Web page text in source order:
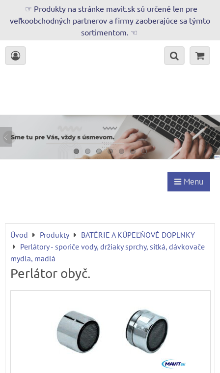
☞ Produkty na stránke mavit.sk sú určené len pre
veľkoobchodných partnerov a firmy zaoberajúce sa týmto
sortimentom. ☜
Menu
Úvod Produkty
BATÉRIE A KÚPEĽŇOVÉ DOPLNKY
Perlátory - sporiče vody, držiaky sprchy, sitká, dávkovače
mydla, madlá
Perlátor obyč.